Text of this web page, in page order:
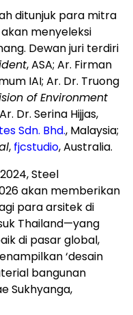
ditunjuk para mitra
menyeleksi
Dewan juri terdiri
, ASA; Ar. Firman
IAI; Ar. Dr. Truong
of Environment
Dr. Serina Hijjas,
Sdn. Bhd., Malaysia;
, fjcstudio,Australia.
Steel
akan memberikan
para arsitek di
Thailand—yang
di pasar global,
‘desain
bangunan
Sukhyanga,